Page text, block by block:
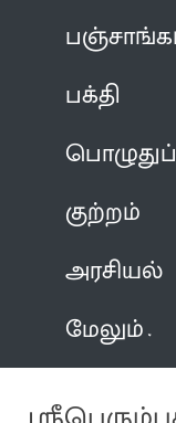
பக்தி
குற்றம்
அரசியல்
மேலும்